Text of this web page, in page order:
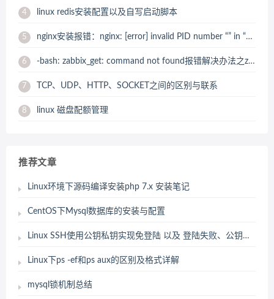
4 linux redis安装配置以及自写启动脚本
5 nginx安装报错：nginx: [error] invalid PID number “” in “/usr/local/nginx/logs/nginx.pid” 解决办法
6 -bash: zabbix_get: command not found报错解决办法之zabbix_get 安装
7 TCP、UDP、HTTP、SOCKET之间的区别与联系
8 linux 磁盘配额管理
推荐文章
Linux环境下源码编译安装php 7.x 安装笔记
CentOS下Mysql数据库的安装与配置
Linux SSH使用公钥私钥实现免登陆 以及 登陆失败、公钥失效的处理
Linux下ps -ef和ps aux的区别及格式详解
mysql锁机制总结